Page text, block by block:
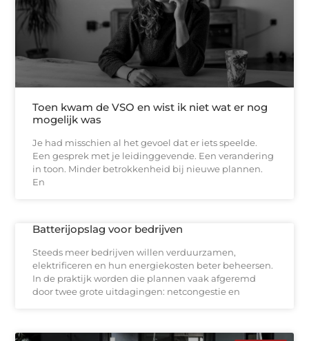
Toen kwam de VSO en wist ik niet wat er nog
mogelijk was
Je had misschien al het gevoel dat er iets speelde.
Een gesprek met je leidinggevende. Een verandering
in toon. Minder betrokkenheid bij nieuwe plannen.
En
Batterijopslag voor bedrijven
Steeds meer bedrijven willen verduurzamen,
elektrificeren en hun energiekosten beter beheersen.
In de praktijk worden die plannen vaak afgeremd
door twee grote uitdagingen: netcongestie en